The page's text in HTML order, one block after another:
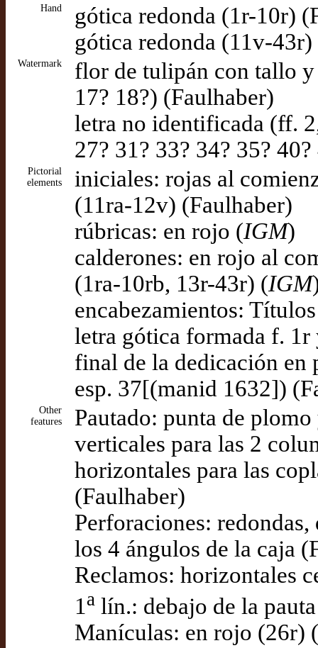
Hand
gótica redonda (1r-10r)
gótica redonda (11v-
Watermark
flor de tulipán con tallo
17? 18?) (Faulhaber)
letra no identificada (ff.
27? 31? 33? 34? 35?
Pictorial
elements
iniciales: rojas al
(11ra-12v) (Faulhaber)
rúbricas: en rojo (IGM)
calderones: en rojo al
(1ra-10rb, 13r-43r) (IGM
encabezamientos:
letra gótica formada f.
final de la dedicación en
esp. 37[(manid 1632])
Other
features
Pautado: punta de
verticales para las 2
horizontales para las
(Faulhaber)
Perforaciones:
los 4 ángulos de la caja
Reclamos: horizontales
1 a lín.: debajo de la
Manículas: en rojo (26r)